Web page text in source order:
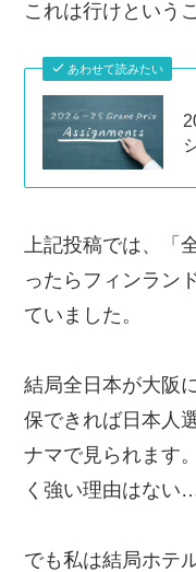
これは行けという
あわせて読みたい
上記投稿では、「
ったらフィンラン
ていました。
結局全日本が大阪
保できれば日本人
ナマで見られます
く強い理由はない
でも私は結局ホテ